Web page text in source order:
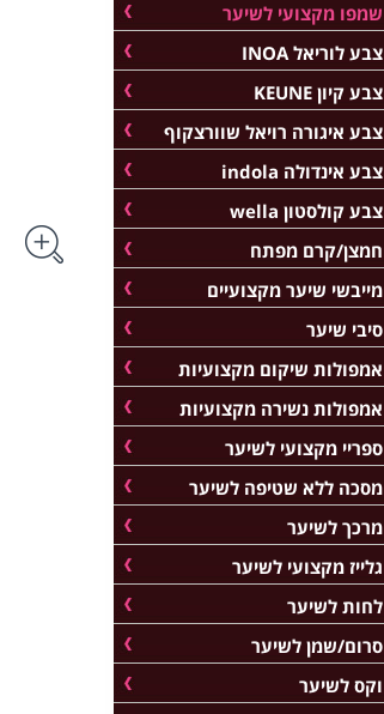
שמפו מקצועי לשיער
צבע לוריאל INOA
צבע קיון KEUNE
צבע איגורה רויאל שוורצקוף
צבע אינדולה indola
צבע קולסטון wella
חמצן/קרם מפתח
מייבשי שיער מקצועיים
סיבי שיער
אמפולות שיקום מקצועיות
אמפולות נשירה מקצועיות
ספריי מקצועי לשיער
מסכה ללא שטיפה לשיער
מרכך לשיער
גלייז מקצועי לשיער
לחות לשיער
סרום/שמן לשיער
וקס לשיער